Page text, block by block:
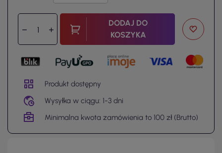
DODAJ DO
KOSZYKA
Produkt dostępny
Wysyłka w ciągu: 1-3 dni
Minimalna kwota zamówienia to 100 zł (Brutto)